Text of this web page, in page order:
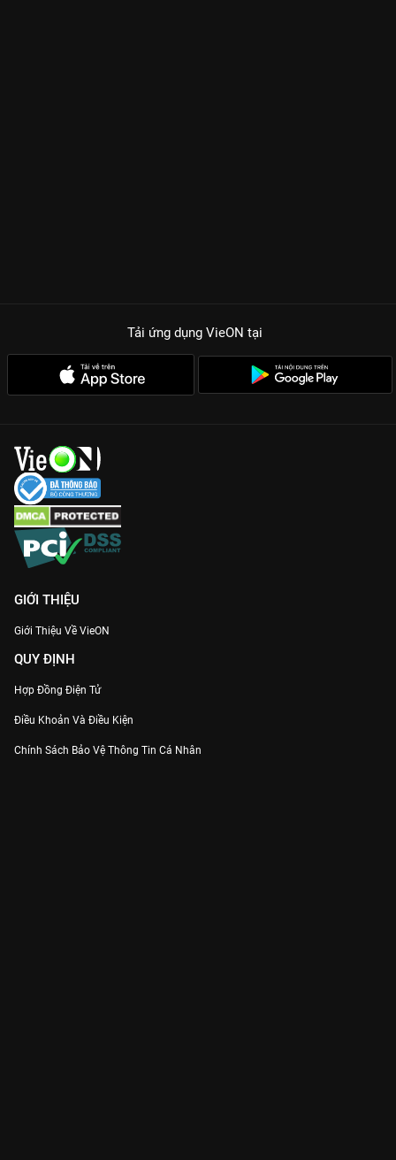
Tải ứng dụng VieON tại
GIỚI THIỆU
Giới Thiệu Về VieON
QUY ĐỊNH
Hợp Đồng Điện Tử
Điều Khoản Và Điều Kiện
Chính Sách Bảo Vệ Thông Tin Cá Nhân